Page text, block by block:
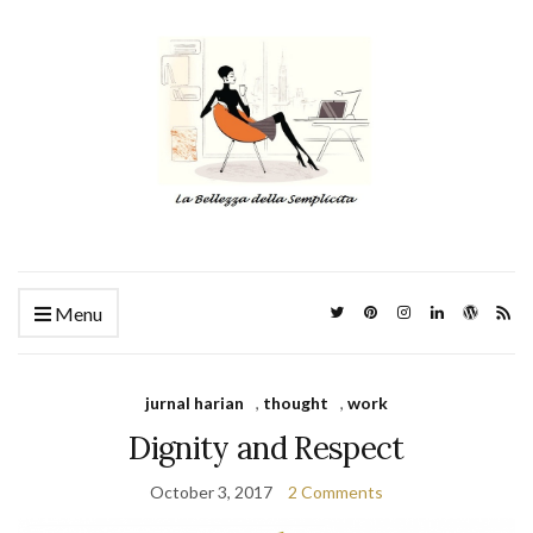
Menu
jurnal harian , thought , work
Dignity and Respect
October 3, 2017 2 Comments